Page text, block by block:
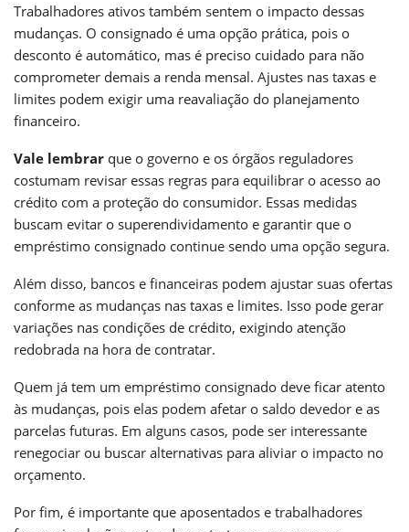
Trabalhadores ativos também sentem o impacto dessas
mudanças. O consignado é uma opção prática, pois o
desconto é automático, mas é preciso cuidado para não
comprometer demais a renda mensal. Ajustes nas taxas e
limites podem exigir uma reavaliação do planejamento
financeiro.
Vale lembrar que o governo e os órgãos reguladores
costumam revisar essas regras para equilibrar o acesso ao
crédito com a proteção do consumidor. Essas medidas
buscam evitar o superendividamento e garantir que o
empréstimo consignado continue sendo uma opção segura.
Além disso, bancos e financeiras podem ajustar suas ofertas
conforme as mudanças nas taxas e limites. Isso pode gerar
variações nas condições de crédito, exigindo atenção
redobrada na hora de contratar.
Quem já tem um empréstimo consignado deve ficar atento
às mudanças, pois elas podem afetar o saldo devedor e as
parcelas futuras. Em alguns casos, pode ser interessante
renegociar ou buscar alternativas para aliviar o impacto no
orçamento.
Por fim, é importante que aposentados e trabalhadores